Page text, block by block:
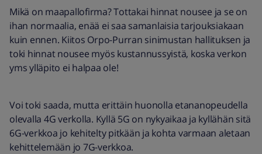
Mikä on maapallofirma? Tottakai hinnat nousee ja se on
ihan normaalia, enää ei saa samanlaisia tarjouksiakaan
kuin ennen. Kiitos Orpo-Purran sinimustan hallituksen ja
toki hinnat nousee myös kustannussyistä, koska verkon
yms ylläpito ei halpaa ole!
Voi toki saada, mutta erittäin huonolla etananopeudella
olevalla 4G verkolla. Kyllä 5G on nykyaikaa ja kyllähän sitä
6G-verkkoa jo kehitelty pitkään ja kohta varmaan aletaan
kehittelemään jo 7G-verkkoa.